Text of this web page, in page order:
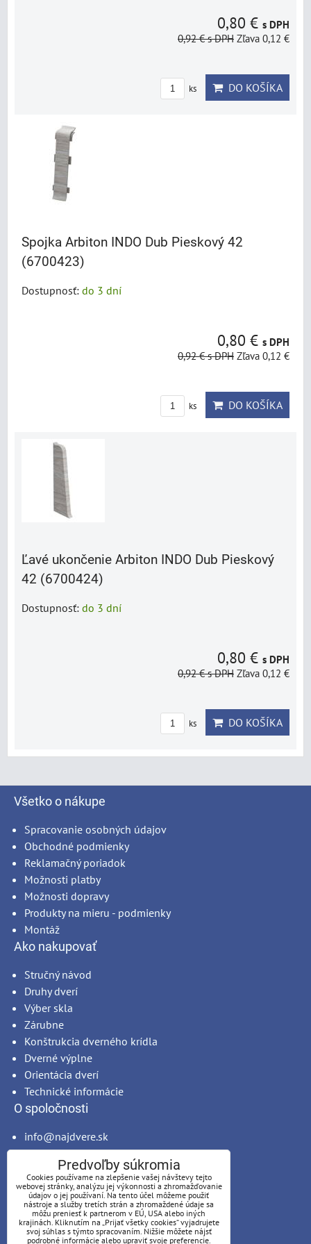
0,80 € s DPH
0,92 €s DPH Zľava 0,12 €
ks DO KOŠÍKA
Spojka Arbiton INDO Dub Pieskový 42
(6700423)
Dostupnosť: do 3 dní
0,80 € s DPH
0,92 €s DPH Zľava 0,12 €
ks DO KOŠÍKA
Ľavé ukončenie Arbiton INDO Dub Pieskový
42 (6700424)
Dostupnosť: do 3 dní
0,80 € s DPH
0,92 €s DPH Zľava 0,12 €
ks DO KOŠÍKA
Všetko o nákupe
Spracovanie osobných údajov
Obchodné podmienky
Reklamačný poriadok
Možnosti platby
Možnosti dopravy
Produkty na mieru - podmienky
Montáž
Ako nakupovať
Stručný návod
Druhy dverí
Výber skla
Zárubne
Konštrukcia dverného krídla
Dverné výplne
Orientácia dverí
Technické informácie
O spoločnosti
info@najdvere.sk
Lingas, s.r.o.
Sv. Anny 4787/1A
034 01 Ružomberok
IČO: 44336306
DIČ: SK2022672883
Predvoľby súkromia
Cookies používame na zlepšenie vašej návštevy tejto
webovej stránky, analýzu jej výkonnosti a zhromažďovanie
údajov o jej používaní. Na tento účel môžeme použiť
nástroje a služby tretích strán a zhromaždené údaje sa
môžu preniesť k partnerom v EÚ, USA alebo iných
krajinách. Kliknutím na „Prijať všetky cookies“ vyjadrujete
svoj súhlas s týmto spracovaním. Nižšie môžete nájsť
podrobné informácie alebo upraviť svoje preferencie.